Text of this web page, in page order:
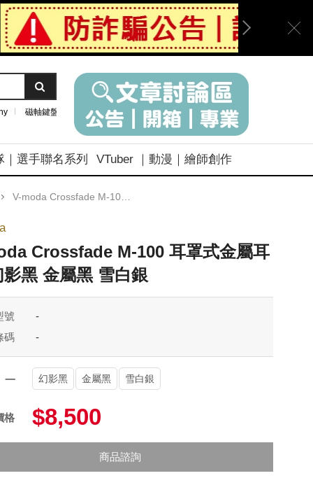
磁軸鍵盤
｜選手聯名系列 VTuber ｜動漫｜繪師創作
V-moda Crossfade M-100 耳罩式金屬耳機 幻影黑 金屬黑 雪白銀
Crossfade M-100 耳罩式金屬耳
黑 金屬黑 雪白銀
號
-
碼
-
幻影黑 金屬黑 雪白銀
格 $8,500
商品諮詢